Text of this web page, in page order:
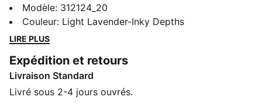
tes runs quotidiens. La mousse NiTRO™ offre un retour
d’énergie réactif, tandis que la tige en mesh respirant
et la plaque PWRPLATE assurent une propulsion fluide
CARACTÉRISTIQUES + AVANTAGES
La tige des chaussures est composée d’au moins 20 %
de matériaux recyclés
Modèle: 312124_20
Couleur: Light Lavender-Inky Depths
LIRE PLUS
Expédition et retours
Livraison Standard
Livré sous 2-4 jours ouvrés.